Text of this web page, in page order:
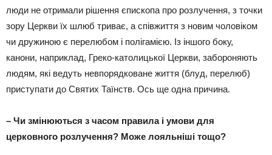
люди не отримали рішення єпископа про розлучення, з точки
зору Церкви їх шлюб триває, а співжиття з новим чоловіком
чи дружиною є перелюбом і полігамією. Із іншого боку,
канони, наприклад, Греко-католицької Церкви, забороняють
людям, які ведуть невпорядковане життя (блуд, перелюб)
приступати до Святих Таїнств. Ось ще одна причина.
– Чи змінюються з часом правила і умови для
церковного розлучення? Може лояльніші тощо?